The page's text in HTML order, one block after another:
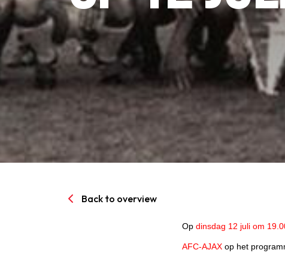
Senioren
Clubinfo
Nieuwsoverzicht
Sponsoring
SPORTPARK GOED
LIDMAATSCHAP
Back to overview
Op dinsdag 12 juli om
AFC-AJAX op het